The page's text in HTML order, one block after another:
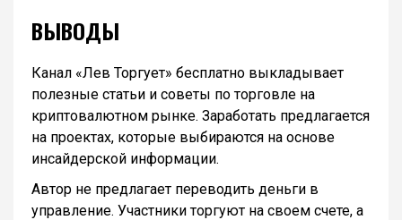
ВЫВОДЫ
Канал «Лев Торгует» бесплатно выкладывает
полезные статьи и советы по торговле на
криптовалютном рынке. Заработать предлагается
на проектах, которые выбираются на основе
инсайдерской информации.
Автор не предлагает переводить деньги в
управление. Участники торгуют на своем счете, а